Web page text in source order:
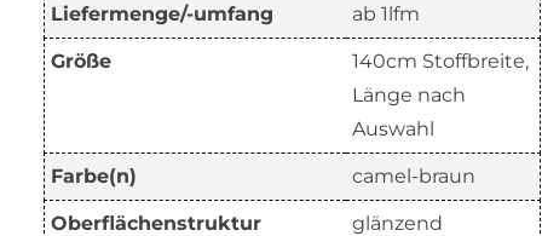
Liefermenge/-umfang ab 1lfm
Größe
140cm Stoffbreite,
Länge nach
Auswahl
Farbe(n) camel-braun
Oberflächenstruktur
glänzend